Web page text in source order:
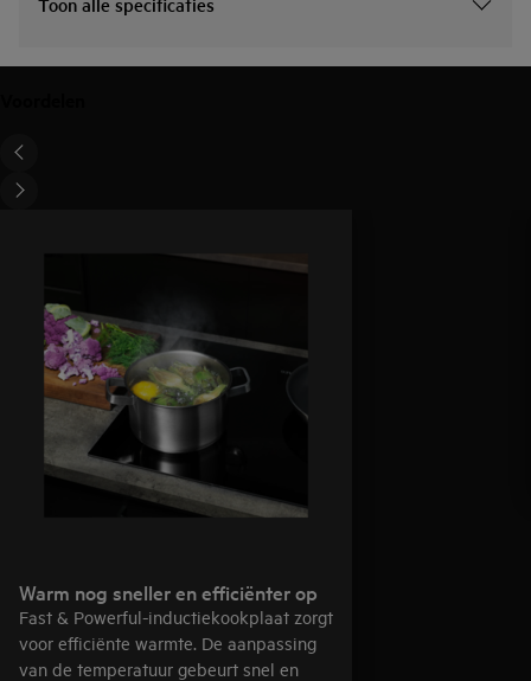
Warm nog sneller en efficiënter op
Fast & Powerful-inductiekookplaat zorgt
voor efficiënte warmte. De aanpassing
van de temperatuur gebeurt snel en